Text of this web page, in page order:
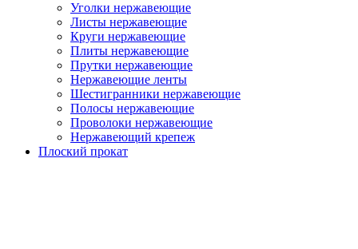
Уголки нержавеющие
Листы нержавеющие
Круги нержавеющие
Плиты нержавеющие
Прутки нержавеющие
Нержавеющие ленты
Шестигранники нержавеющие
Полосы нержавеющие
Проволоки нержавеющие
Нержавеющий крепеж
Плоский прокат